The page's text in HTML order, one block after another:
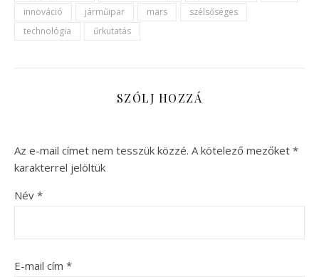
innováció
járműipar mars
szélsőséges
technológia
űrkutatás
SZÓLJ HOZZÁ
Az e-mail címet nem tesszük közzé. A kötelező mezőket *
karakterrel jelöltük
Név *
E-mail cím *